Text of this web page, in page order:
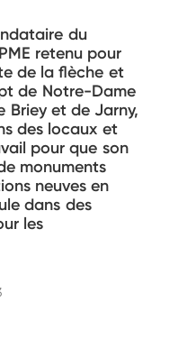
du
retenu pour
de la flèche et
de Notre-Dame
Briey et de Jarny,
des locaux et
pour que son
monuments
neuves en
dans des
les